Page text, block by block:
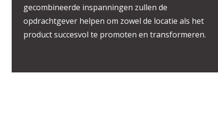
gecombineerde inspanningen zullen de
opdrachtgever helpen om zowel de locatie als het
product succesvol te promoten en transformeren.